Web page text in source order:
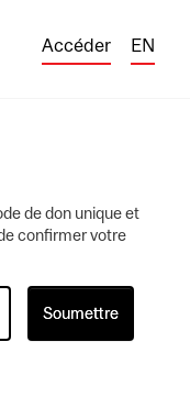
Accéder EN
de don unique et
confirmer votre